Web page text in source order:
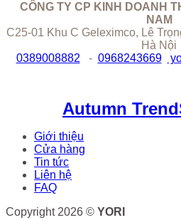
Autumn
CÔNG TY CP KINH DOANH
NAM
C25-01 Khu C Geleximco, Lê
Hà Nội
0389008882 - 0968243669
Giới thiệu
Cửa hàng
Tin tức
Liên hệ
FAQ
Copyright 2026 © YORI